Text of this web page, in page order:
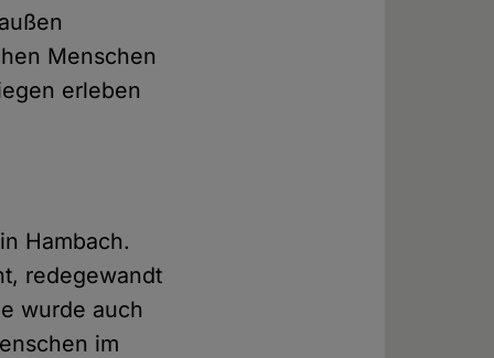
Menschen
erleben
Hambach.
redegewandt
wurde auch
im